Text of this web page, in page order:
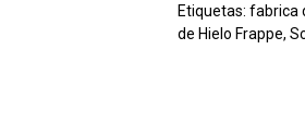
Etiquetas:fabrica
de Hielo Frappe,